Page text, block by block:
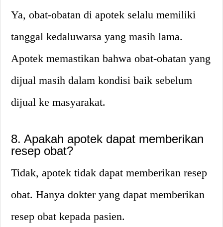
Ya, obat-obatan di apotek selalu memiliki
tanggal kedaluwarsa yang masih lama.
Apotek memastikan bahwa obat-obatan yang
dijual masih dalam kondisi baik sebelum
dijual ke masyarakat.
8. Apakah apotek dapat memberikan
resep obat?
Tidak, apotek tidak dapat memberikan resep
obat. Hanya dokter yang dapat memberikan
resep obat kepada pasien.